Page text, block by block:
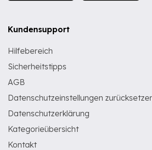
Kundensupport
Hilfebereich
Sicherheitstipps
AGB
Datenschutzeinstellungen
Datenschutzerklärung
Kategorieübersicht
Kontakt